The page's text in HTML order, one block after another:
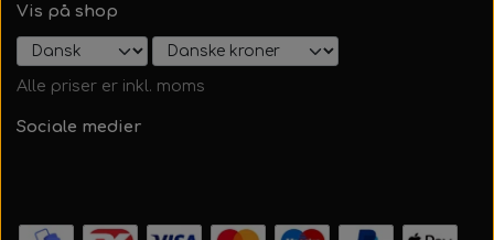
Vis på shop
Alle priser er inkl. moms
Sociale medier